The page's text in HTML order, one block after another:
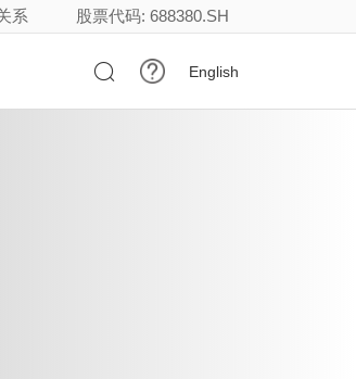
系 股票代码: 688380.SH
 English